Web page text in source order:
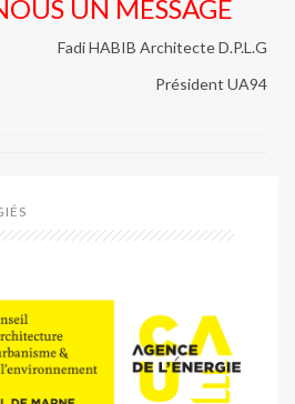
UN MESSAGE
Fadi HABIB Architecte D.P.L.G
Président UA94